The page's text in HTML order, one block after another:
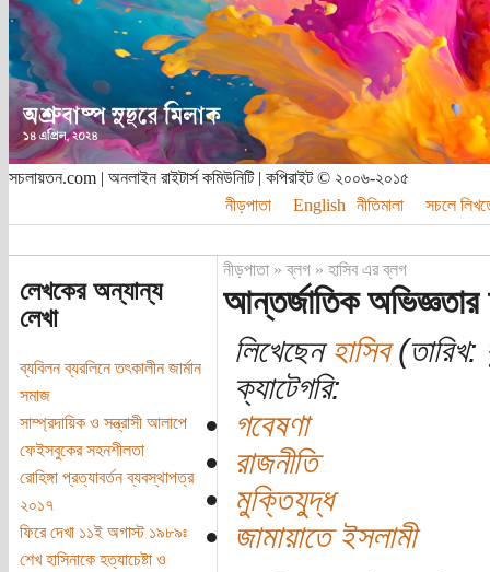
সচলায়তন.com | অনলাইন রাইটার্স কমিউনিটি | কপিরাইট © ২০০৬-২০১৫
নীড়পাতা
English নীতিমালা সচলে
লেখকের অন্যান্য
লেখা
ব্যবিলন ব্যরলিনে তৎকালীন জার্মান
সমাজ
সাম্প্রদায়িক ও সন্ত্রাসী আলাপে
ফেইসবুকের সহনশীলতা
রোহিঙ্গা প্রত্যাবর্তন ব্যবস্থাপত্র
২০১৭
ফিরে দেখা ১১ই অগাস্ট ১৯৮৯ঃ
শেখ হাসিনাকে হত্যাচেষ্টা ও
নীড়পাতা»ব্লগ» হাসিব এর ব্লগ
আন্তর্জাতিক
লিখেছেনহাসিব
ক্যাটেগরি:
গবেষণা
রাজনীতি
মুক্তিযুদ্ধ
জামায়াতে ইসলামী